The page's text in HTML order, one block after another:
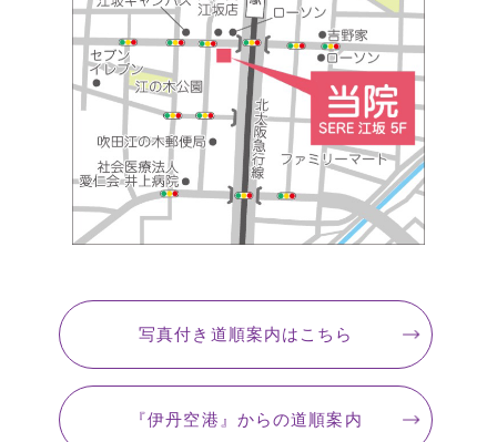
写真付き道順案内はこちら
『伊丹空港』 からの道順案内